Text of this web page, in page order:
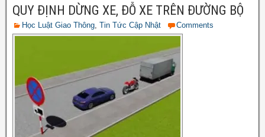
QUY ĐỊNH DỪNG XE, ĐỖ XE TRÊN ĐƯỜNG BỘ
Học Luật Giao Thông Tin Tức Cập Nhật Comments